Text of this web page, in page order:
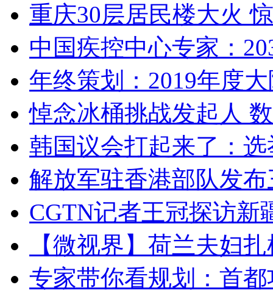
重庆30层居民楼大火
中国疾控中心专家：
年终策划：2019年度
悼念冰桶挑战发起人
韩国议会打起来了：
解放军驻香港部队发
CGTN记者王冠探访新
【微视界】荷兰夫妇
专家带你看规划：首